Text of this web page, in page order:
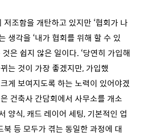
조함을 개탄하고 있지만 ‘협회가 나
생각을 ‘내가 협회를 위해 할 수 있
은 쉽지 않은 일이다. ‘당연히 가입해
는 것이 가장 좋겠지만, 가입했
게 보여지도록 하는 노력이 있어야겠
건축사 간담회에서 사무소를 개소
양식, 캐드 레이어 세팅, 기본적인 업
등 모두가 겪는 동일한 과정에 대